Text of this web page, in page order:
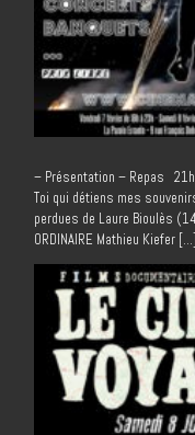
– Présentation – Repas
Toi qui détiens mes
perdues de Laure Bioulès
ORDINAIRE Mathieu Kiefer […]